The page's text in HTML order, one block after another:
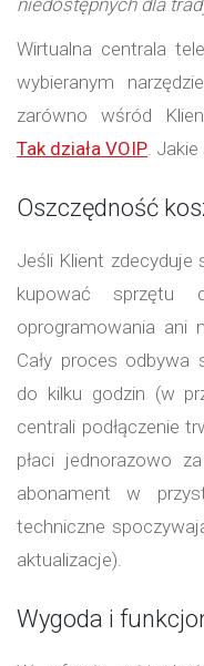
Wirtualna centrala
wybieranym
zarówno wśród
Tak działa VOIP .
Oszczędność
Jeśli Klient zdecyduje
kupować sprzętu
oprogramowania ani
Cały proces
do kilku godzin (w
centrali podłączenie
płaci jednorazowo
abonament w
techniczne
aktualizacje).
Wygoda i